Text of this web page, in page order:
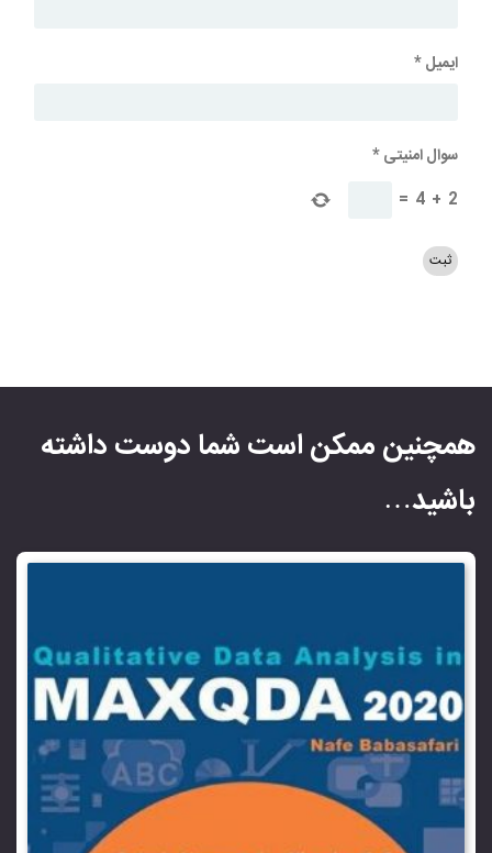
ایمیل*
سوال امنیتی*
2
+
4
=
همچنین ممکن است شما دوست داشته
باشید…